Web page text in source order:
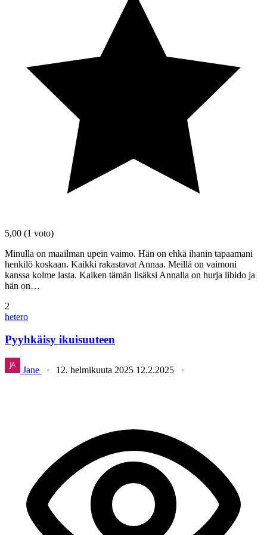
5,00 (1 voto)
Minulla on maailman upein vaimo. Hän on ehkä ihanin tapaamani
henkilö koskaan. Kaikki rakastavat Annaa. Meillä on vaimoni
kanssa kolme lasta. Kaiken tämän lisäksi Annalla on hurja libido ja
hän on…
2
hetero
Pyyhkäisy ikuisuuteen
Jane 12. helmikuuta 2025 12.2.2025